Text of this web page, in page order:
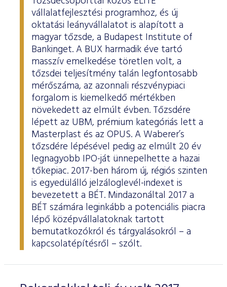
vállalatfejlesztési programhoz, és új
oktatási leányvállalatot is alapított a
magyar tőzsde, a Budapest Institute of
Bankinget. A BUX harmadik éve tartó
masszív emelkedése töretlen volt, a
tőzsdei teljesítmény talán legfontosabb
mérőszáma, az azonnali részvénypiaci
forgalom is kiemelkedő mértékben
növekedett az elmúlt évben. Tőzsdére
lépett az UBM, prémium kategóriás lett a
Masterplast és az OPUS. A Waberer’s
tőzsdére lépésével pedig az elmúlt 20 év
legnagyobb IPO-ját ünnepelhette a hazai
tőkepiac. 2017-ben három új, régiós szinten
is egyedülálló jelzáloglevél-indexet is
bevezetett a BÉT. Mindazonáltal 2017 a
BÉT számára leginkább a potenciális piacra
lépő középvállalatoknak tartott
bemutatkozókról és tárgyalásokról – a
kapcsolatépítésről – szólt.